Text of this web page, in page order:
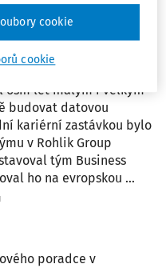
vlastností odpadů. ...
osm let malým i velkým
budovat datovou
kariérní zastávkou bylo
v Rohlik Group
tým Business
ho na evropskou ...
poradce v
cookie
cookie